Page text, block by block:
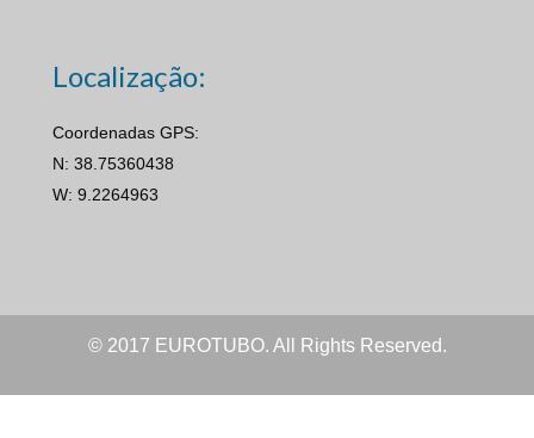
Localização:
Coordenadas GPS:
N: 38.75360438
W: 9.2264963
© 2017 EUROTUBO. All Rights Reserved.